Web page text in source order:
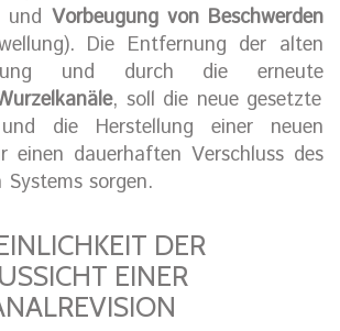
und Vorbeugung von Beschwerden
Die Entfernung der alten
und durch die erneute
, soll die neue gesetzte
die Herstellung einer neuen
einen dauerhaften Verschluss des
sorgen.
DER
EINER